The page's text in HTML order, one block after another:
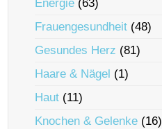
Energie (63)
Frauengesundheit (48)
Gesundes Herz (81)
Haare & Nägel (1)
Haut (11)
Knochen & Gelenke (16)